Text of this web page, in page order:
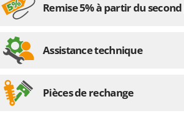
Remise 5% à partir du
Assistance technique
Pièces de rechange